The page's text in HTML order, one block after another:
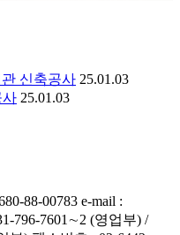
신축공사 25.01.03
사 25.01.03
88-00783 e-mail :
796-7601∼2 (영업부) /